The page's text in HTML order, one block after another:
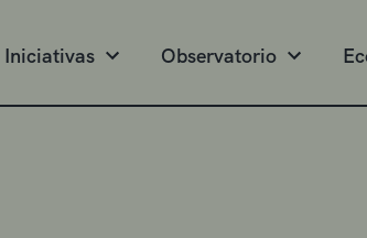
Iniciativas Observatorio